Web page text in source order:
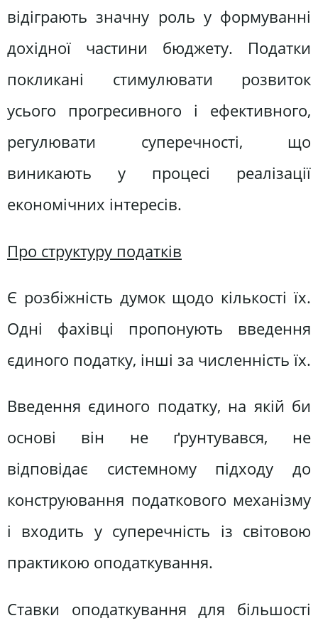
відіграють значну роль у формуванні
дохідної частини бюджету. Податки
покликані стимулювати розвиток
усього прогресивного і ефективного,
регулювати суперечності, що
виникають у процесі реалізації
економічних інтересів.
Про структуру податків
Є розбіжність думок щодо кількості їх.
Одні фахівці пропонують введення
єдиного податку, інші за численність їх.
Введення єдиного податку, на якій би
основі він не ґрунтувався, не
відповідає системному підходу до
конструювання податкового механізму
і входить у суперечність із світовою
практикою оподаткування.
Ставки оподаткування для більшості